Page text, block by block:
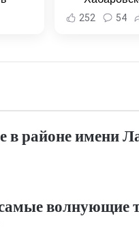
-
и
Хабаровска и
252 54
в районе имени
самые волнующие